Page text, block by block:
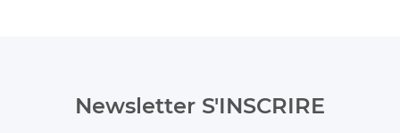
Newsletter S'INSCRIRE